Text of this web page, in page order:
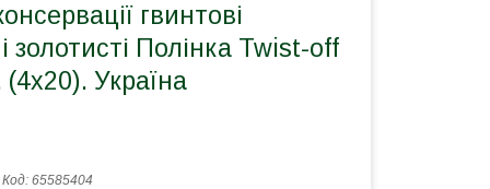
гвинтові
золотисті Полінка Twist-off
Україна
Код: 65585404